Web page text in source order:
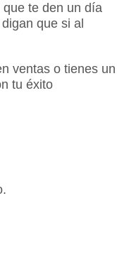
te den un día
que si al
ventas o tienes un
tu éxito